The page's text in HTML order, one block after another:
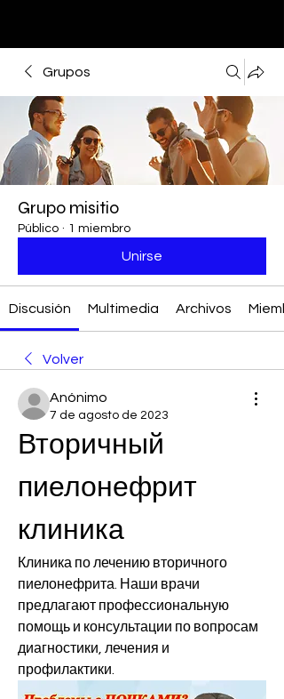
Grupos
Grupo misitio
Público · 1 miembro
Unirse
Discusión Multimedia Archivos
Volver
Anónimo
7 de agosto de 2023
Вторичный
пиелонефрит
клиника
Клиника по лечению вторичного
пиелонефрита. Наши врачи
предлагают профессиональную
помощь и консультации по вопросам
диагностики, лечения и
профилактики.